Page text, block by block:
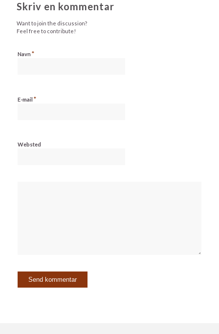
Skriv en kommentar
Want to join the discussion?
Feel free to contribute!
Navn *
E-mail *
Websted